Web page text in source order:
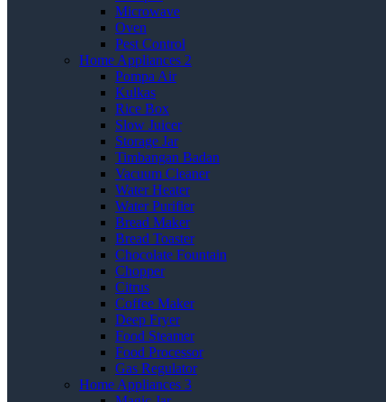
Microwave
Oven
Pest Control
Home Appliances 2
Pompa Air
Kulkas
Rice Box
Slow Juicer
Storage Jar
Timbangan Badan
Vacuum Cleaner
Water Heater
Water Purifier
Bread Maker
Bread Toaster
Chocolate Fountain
Chopper
Citrus
Coffee Maker
Deep Fryer
Food Steamer
Food Processor
Gas Regulator
Home Appliances 3